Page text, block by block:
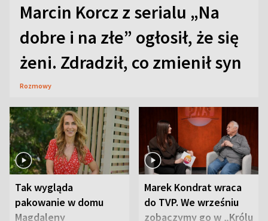
Marcin Korcz z serialu „Na
dobre i na złe” ogłosił, że się
żeni. Zdradził, co zmienił syn
Rozmowy
Tak wygląda
pakowanie w domu
Magdaleny
Marek Kondrat wraca
do TVP. We wrześniu
zobaczymy go w „Królu